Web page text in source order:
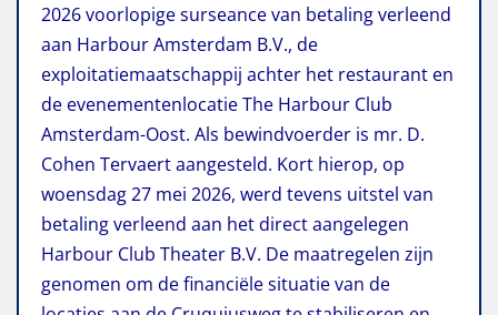
2026 voorlopige surseance van betaling verleend
aan Harbour Amsterdam B.V., de
exploitatiemaatschappij achter het restaurant en
de evenementenlocatie The Harbour Club
Amsterdam-Oost. Als bewindvoerder is mr. D.
Cohen Tervaert aangesteld. Kort hierop, op
woensdag 27 mei 2026, werd tevens uitstel van
betaling verleend aan het direct aangelegen
Harbour Club Theater B.V. De maatregelen zijn
genomen om de financiële situatie van de